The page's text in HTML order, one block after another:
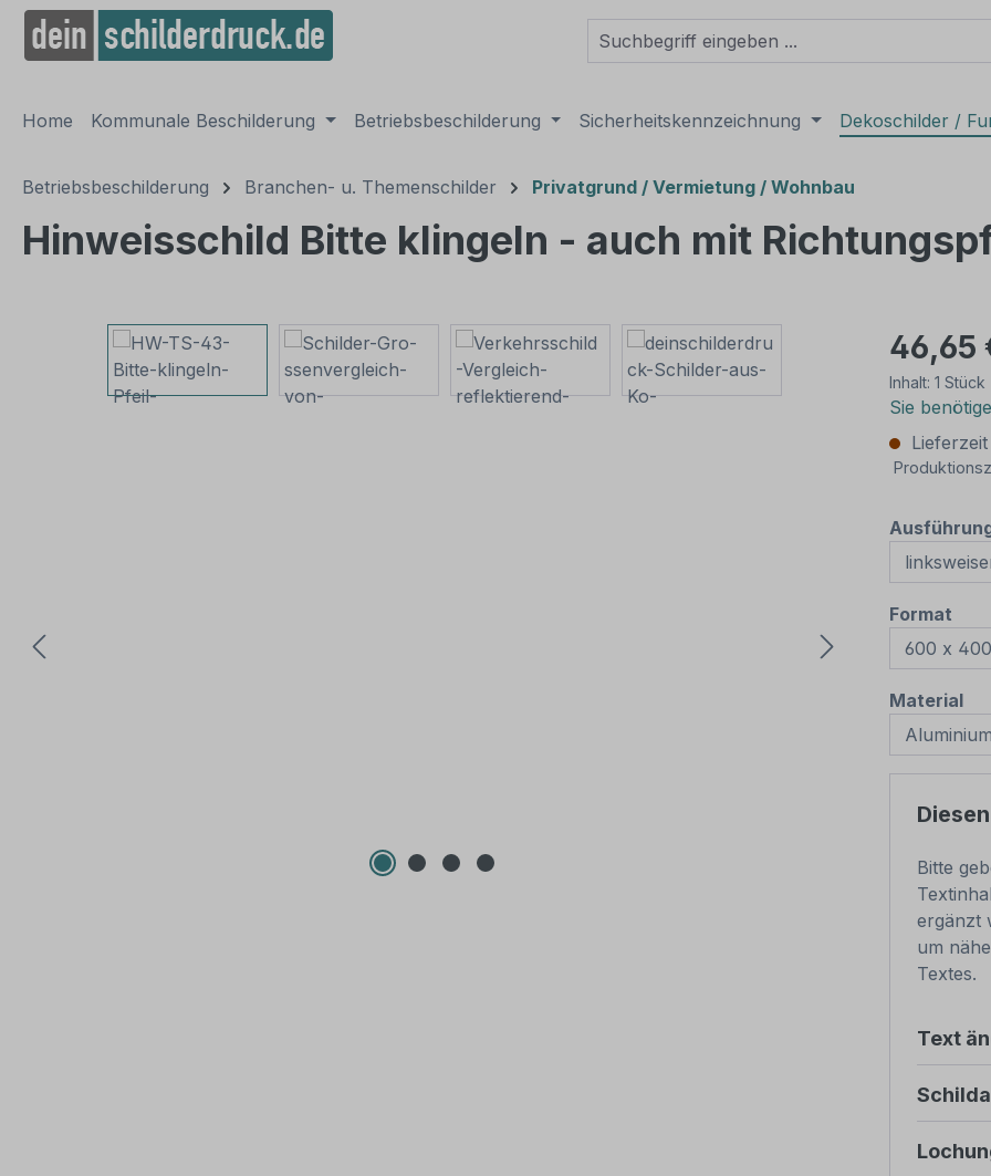
Zur Hauptnavigation springen
Home Kommunale Beschilderung Betriebsbeschilderung Sicherheitskennzeichnung Dekoschilder /
Betriebsbeschilderung Branchen- u. Themenschilder Privatgrund / Vermietung / Wohnbau
Hinweisschild Bitte klingeln - auch mit
Bildergalerie überspringen 46,65
Inhalt: 1 Stück
Sie
Format
Material
Bitte
ergänzt
um
Textes.
Text